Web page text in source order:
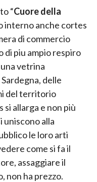
“Cuore della
interno anche cortes
di commercio
di piu ampio respiro
vetrina
delle
del territorio
allarga e non più
uniscono alla
le loro arti
come si fa il
assaggiare il
non ha prezzo.